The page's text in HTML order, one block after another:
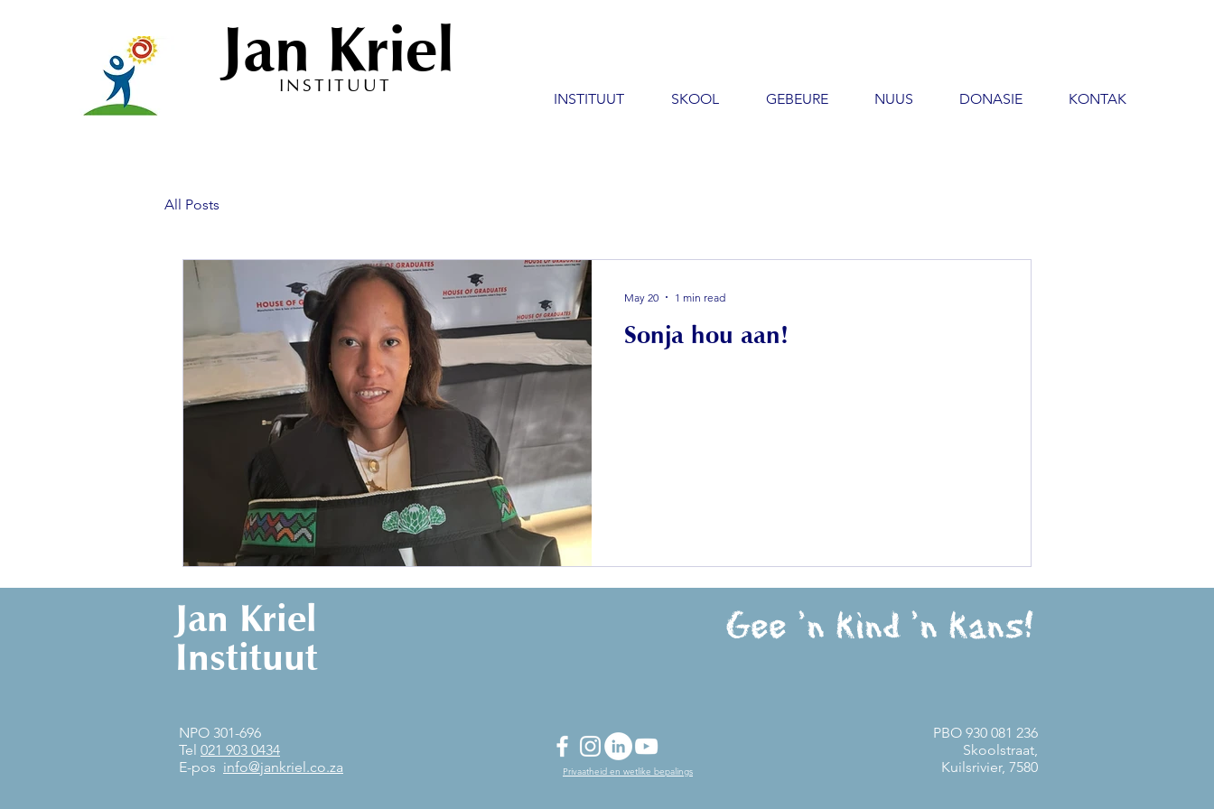
INSTITUUT SKOOL GEBEURE NUUS DONASIE KONTAK
Jan Kriel
INSTITUUT
All Posts
Sonja hou aan!
May 20 1 min read
Jan Kriel
Instituut
NPO 301-696
Tel 021 903 0434
E-pos info@jankriel.co.za
Gee 'n kind 'n kans!
Privaatheid en wetlike bepalings
PBO 930 081 236
Skoolstraat,
Kuilsrivier, 7580